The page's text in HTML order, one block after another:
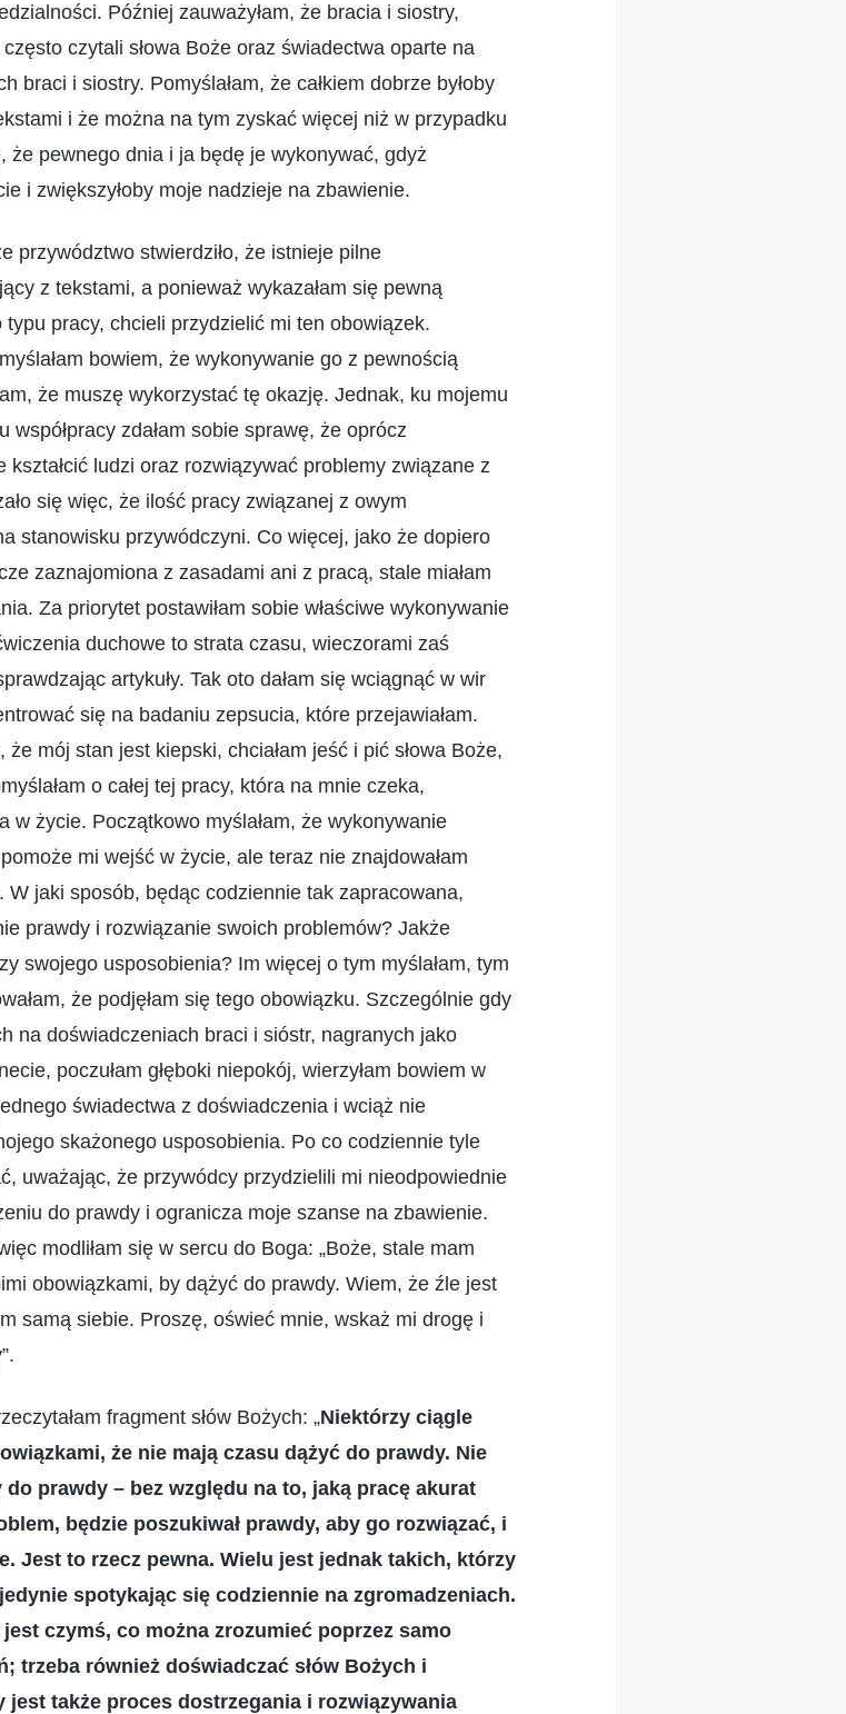
Później zauważyłam, że bracia i siostry,
czytali słowa Boże oraz świadectwa oparte na
braci i siostry. Pomyślałam, że całkiem dobrze byłoby
i że można na tym zyskać więcej niż w przypadku
że pewnego dnia i ja będę je wykonywać, gdyż
i zwiększyłoby moje nadzieje na zbawienie.
przywództwo stwierdziło, że istnieje pilne
z tekstami, a ponieważ wykazałam się pewną
pracy, chcieli przydzielić mi ten obowiązek.
bowiem, że wykonywanie go z pewnością
że muszę wykorzystać tę okazję. Jednak, ku mojemu
zdałam sobie sprawę, że oprócz
kształcić ludzi oraz rozwiązywać problemy związane z
się więc, że ilość pracy związanej z owym
stanowisku przywódczyni. Co więcej, jako że dopiero
zaznajomiona z zasadami ani z pracą, stale miałam
Za priorytet postawiłam sobie właściwe wykonywanie
duchowe to strata czasu, wieczorami zaś
artykuły. Tak oto dałam się wciągnąć w wir
się na badaniu zepsucia, które przejawiałam.
mój stan jest kiepski, chciałam jeść i pić słowa Boże,
o całej tej pracy, która na mnie czeka,
w życie. Początkowo myślałam, że wykonywanie
mi wejść w życie, ale teraz nie znajdowałam
jaki sposób, będąc codziennie tak zapracowana,
prawdy i rozwiązanie swoich problemów? Jakże
swojego usposobienia? Im więcej o tym myślałam, tym
że podjęłam się tego obowiązku. Szczególnie gdy
na doświadczeniach braci i sióstr, nagranych jako
poczułam głęboki niepokój, wierzyłam bowiem w
świadectwa z doświadczenia i wciąż nie
skażonego usposobienia. Po co codziennie tyle
uważając, że przywódcy przydzielili mi nieodpowiednie
do prawdy i ogranicza moje szanse na zbawienie.
modliłam się w sercu do Boga: „Boże, stale mam
obowiązkami, by dążyć do prawdy. Wiem, że źle jest
samą siebie. Proszę, oświeć mnie, wskaż mi drogę i
fragment słów Bożych: „Niektórzy ciągle
że nie mają czasu dążyć do prawdy. Nie
prawdy – bez względu na to, jaką pracę akurat
będzie poszukiwał prawdy, aby go rozwiązać, i
Jest to rzecz pewna. Wielu jest jednak takich, którzy
spotykając się codziennie na zgromadzeniach.
czymś, co można zrozumieć poprzez samo
trzeba również doświadczać słów Bożych i
jest także proces dostrzegania i rozwiązywania